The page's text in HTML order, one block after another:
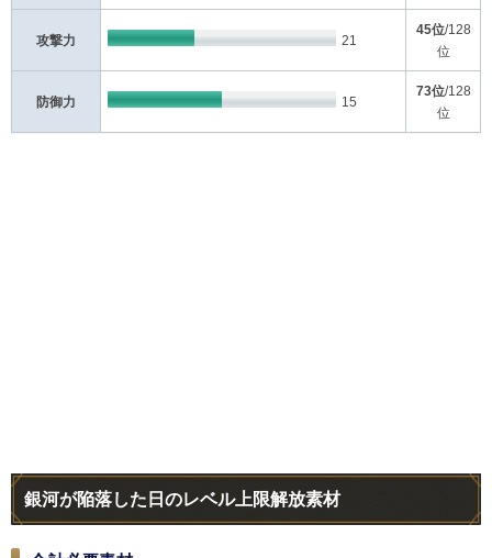
攻撃力 21
45位/128
位
防御力 15
73位/128
位
銀河が陥落した日のレベル上限解放素材